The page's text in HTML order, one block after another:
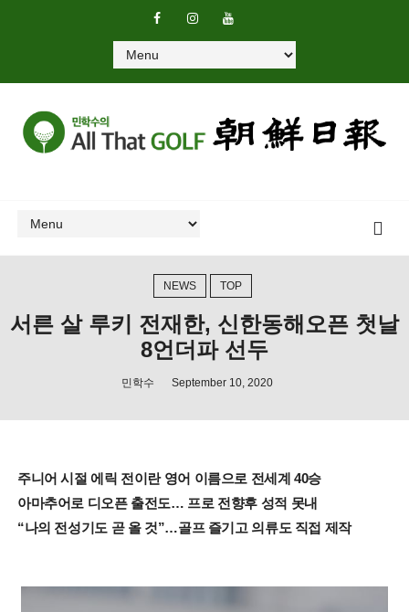
NEWS TOP
서른 살 루키 전재한, 신한동해오픈 첫날
8언더파 선두
민학수 September 10, 2020
주니어 시절 에릭 전이란 영어 이름으로 전세계 40승
아마추어로 디오픈 출전도… 프로 전향후 성적 못내
“나의 전성기도 곧 올 것”…골프 즐기고 의류도 직접 제작